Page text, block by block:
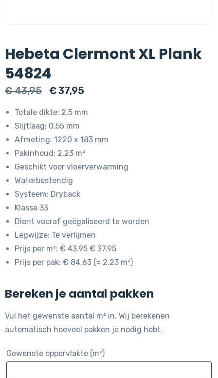
Hebeta Clermont XL Plank
54824
€43,95
Oorspronkelijke
€ 43,95.
€37,95
€ 37,95.
Totale dikte: 2,5 mm
Slijtlaag: 0,55 mm
Afmeting: 1220 x 183 mm
Pakinhoud: 2.23 m²
Geschikt voor vloerverwarming
Waterbestendig
Systeem: Dryback
Klasse 33
Dient vooraf geëgaliseerd te worden
Legwijze: Te verlijmen
Prijs per m²: € 43.95 € 37.95
Prijs per pak: € 84.63 (= 2.23 m²)
Bereken je aantal pakken
Vul het gewenste aantal m² in. Wij berekenen
automatisch hoeveel pakken je nodig hebt.
Gewenste oppervlakte (m²)